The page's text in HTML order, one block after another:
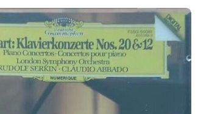
[全店] 週年慶